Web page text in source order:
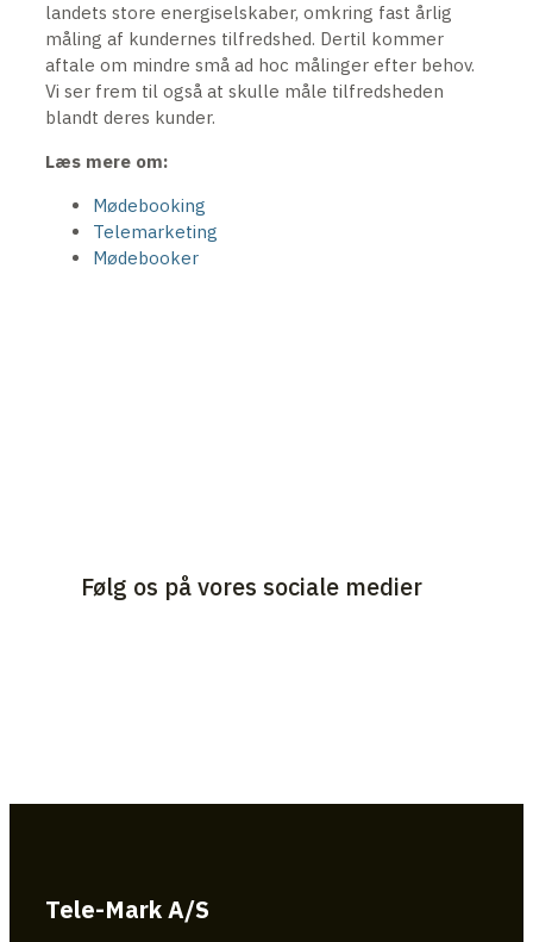
landets store energiselskaber, omkring fast årlig
måling af kundernes tilfredshed. Dertil kommer
aftale om mindre små ad hoc målinger efter behov.
Vi ser frem til også at skulle måle tilfredsheden
blandt deres kunder.
Læs mere om:
Mødebooking
Telemarketing
Mødebooker
Følg os på vores sociale medier
Tele-Mark A/S